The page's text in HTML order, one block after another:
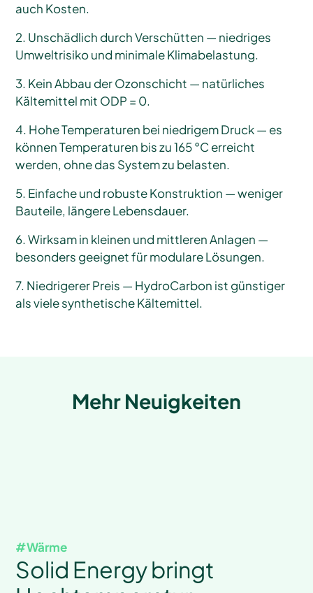
auch Kosten.
2. Unschädlich durch Verschütten — niedriges
Umweltrisiko und minimale Klimabelastung.
3. Kein Abbau der Ozonschicht — natürliches
Kältemittel mit ODP = 0.
4. Hohe Temperaturen bei niedrigem Druck — es
können Temperaturen bis zu 165 °C erreicht
werden, ohne das System zu belasten.
5. Einfache und robuste Konstruktion — weniger
Bauteile, längere Lebensdauer.
6. Wirksam in kleinen und mittleren Anlagen —
besonders geeignet für modulare Lösungen.
7. Niedrigerer Preis — HydroCarbon ist günstiger
als viele synthetische Kältemittel.
Mehr Neuigkeiten
#Wärme
Solid Energy bringt